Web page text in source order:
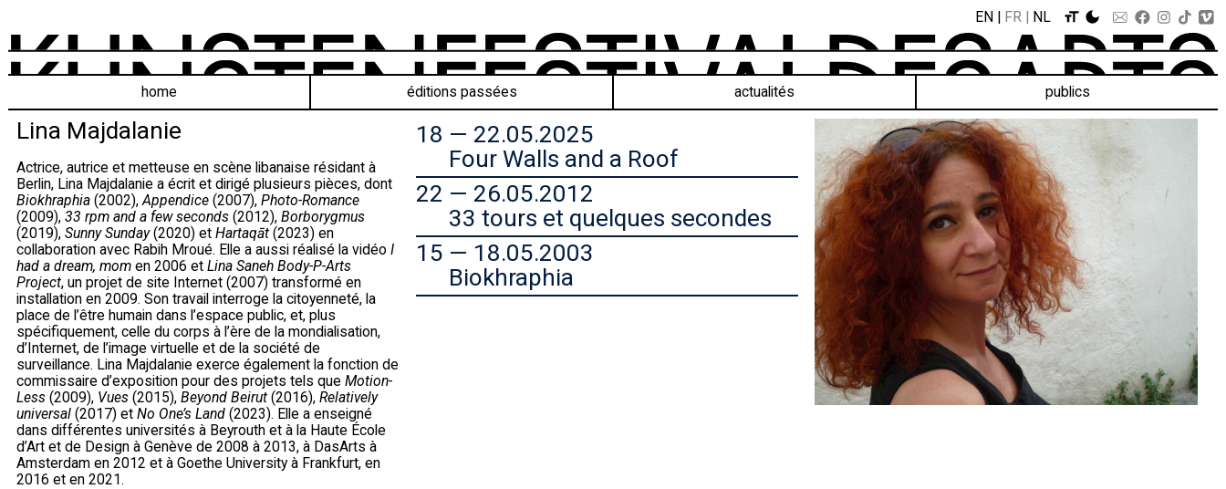
EN FR NL
home éditions passées actualités publics
Lina Majdalanie
Actrice, autrice et metteuse en scène libanaise résidant à
Berlin, Lina Majdalanie a écrit et dirigé plusieurs pièces, dont
Biokhraphia (2002), Appendice (2007), Photo-Romance
(2009), 33 rpm and a few seconds (2012), Borborygmus
(2019), Sunny Sunday(2020) et Hartaqāt (2023) en
collaboration avec Rabih Mroué. Elle a aussi réalisé la vidéo I
had a dream, mom en 2006 et Lina Saneh Body-P-Arts
Project, un projet de site Internet (2007) transformé en
installation en 2009. Son travail interroge la citoyenneté, la
place de l’être humain dans l’espace public, et, plus
spécifiquement, celle du corps à l’ère de la mondialisation,
d’Internet, de l’image virtuelle et de la société de
surveillance. Lina Majdalanie exerce également la fonction de
commissaire d’exposition pour des projets tels que Motion-
Less (2009), Vues (2015), Beyond Beirut (2016), Relatively
universal (2017) et No One’s Land (2023). Elle a enseigné
dans différentes universités à Beyrouth et à la Haute École
d’Art et de Design à Genève de 2008 à 2013, à DasArts à
Amsterdam en 2012 et à Goethe University à Frankfurt, en
2016 et en 2021.
18 — 22.05.2025
Four Walls and a Roof
22 — 26.05.2012
33 tours et quelques secondes
15 — 18.05.2003
Biokhraphia